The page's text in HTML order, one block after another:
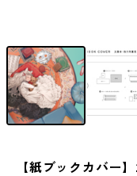
【紙ブックカバー